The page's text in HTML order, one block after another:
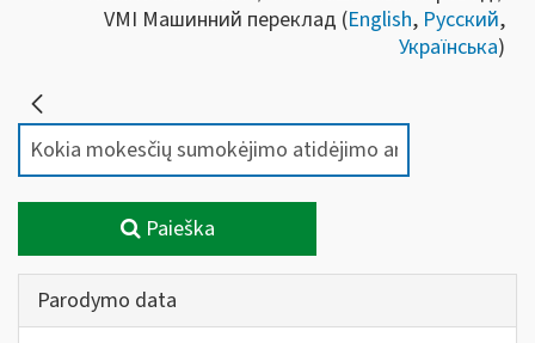
VMI Машинний переклад (English, Русский,
Українська)
Paieška
Parodymo data